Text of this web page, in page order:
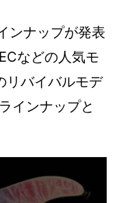
ンナップが発表
などの人気モ
リバイバルモデ
インナップと